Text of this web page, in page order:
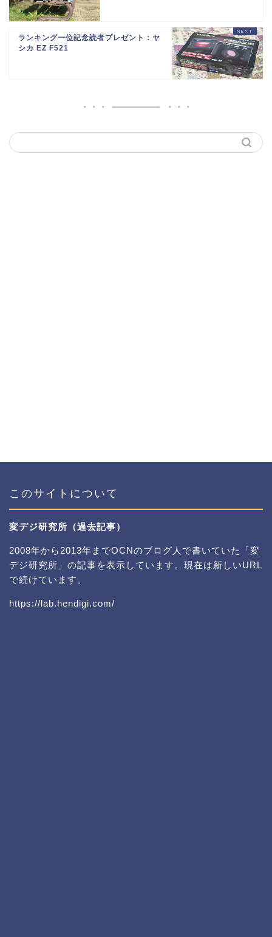
ランキング一位記念読者プレゼント：ヤ
シカ EZ F521
このサイトについて
変デジ研究所（過去記事）
2008年から2013年までOCNのブログ人で書いていた「変
デジ研究所」の記事を表示しています。現在は新しいURL
で続けています。
https://lab.hendigi.com/